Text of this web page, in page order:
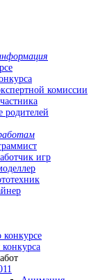
комиссии
родителей
игр
конкурсе